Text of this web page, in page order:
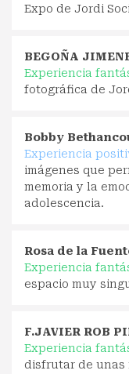
Expo de Jordi
BEGOÑA
Experiencia
fotográfica de
Bobby
Experiencia
imágenes que
memoria y la
adolescencia.
Rosa de la
Experiencia
espacio muy
F.JAVIER ROB
Experiencia
disfrutar de unas